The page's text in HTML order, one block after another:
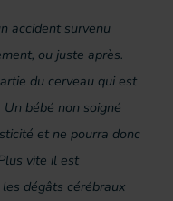
accident survenu
ou juste après.
du cerveau qui est
bébé non soigné
et ne pourra donc
vite il est
dégâts cérébraux